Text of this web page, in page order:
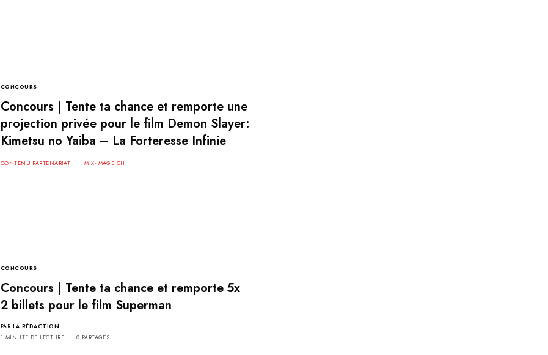
CONCOURS
Concours | Tente ta chance et remporte une
projection privée pour le film Demon Slayer:
Kimetsu no Yaiba – La Forteresse Infinie
CONTENU PARTENARIAT MIX-IMAGE.CH
CONCOURS
Concours | Tente ta chance et remporte 5x
2 billets pour le film Superman
PAR LA RÉDACTION
1 MINUTE DE LECTURE
0 PARTAGES